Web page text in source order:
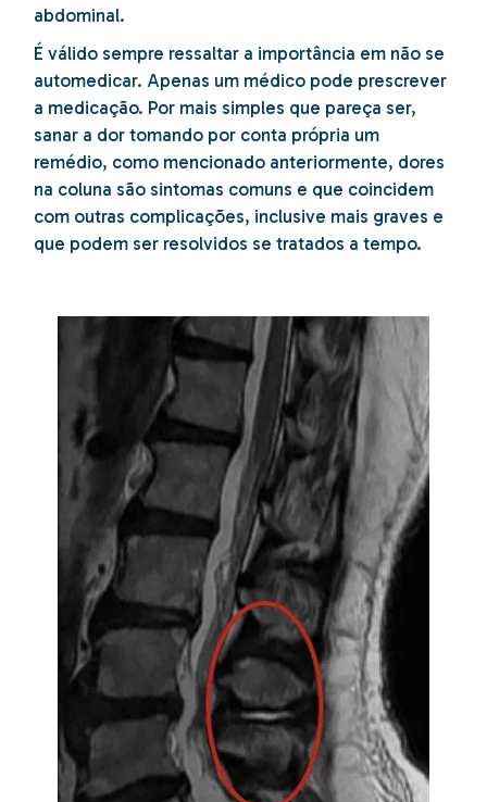
abdominal.
É válido sempre ressaltar a importância em não se
automedicar. Apenas um médico pode prescrever
a medicação. Por mais simples que pareça ser,
sanar a dor tomando por conta própria um
remédio, como mencionado anteriormente, dores
na coluna são sintomas comuns e que coincidem
com outras complicações, inclusive mais graves e
que podem ser resolvidos se tratados a tempo.